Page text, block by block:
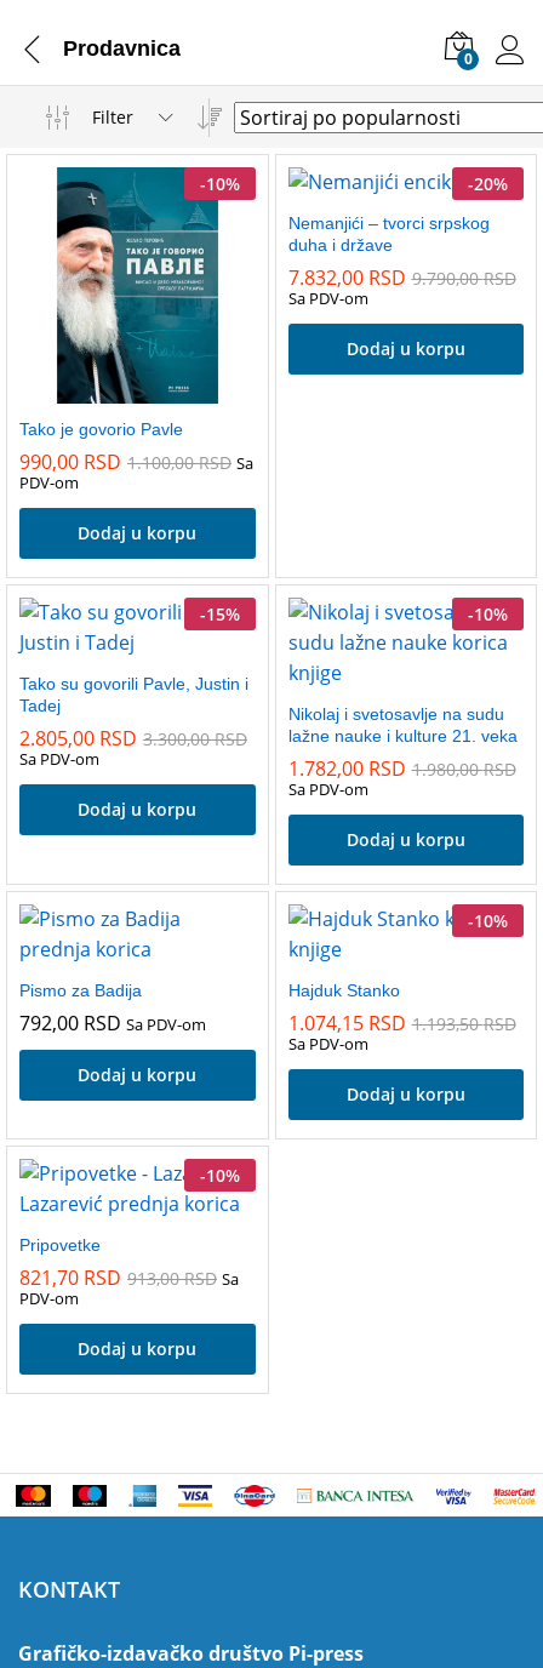
Prodavnica 0
Filter
-10%
Tako je govorio Pavle
990,00 RSD 1.100,00RSD Sa
PDV-om
Dodaj u korpu
-20%
Nemanjići – tvorci srpskog
duha i države
7.832,00 RSD 9.790,00RSD
Sa PDV-om
Dodaj u korpu
-15%
Tako su govorili Pavle, Justin i
Tadej
2.805,00 RSD 3.300,00RSD
Sa PDV-om
Dodaj u korpu
-10%
Nikolaj i svetosavlje na sudu
lažne nauke i kulture 21. veka
1.782,00 RSD 1.980,00RSD
Sa PDV-om
Dodaj u korpu
Pismo za Badija
792,00 RSD Sa PDV-om
Dodaj u korpu
-10%
Hajduk Stanko
1.074,15 RSD 1.193,50RSD
Sa PDV-om
Dodaj u korpu
-10%
Pripovetke
821,70 RSD 913,00RSD Sa
PDV-om
Dodaj u korpu
KONTAKT
Grafičko-izdavačko društvo Pi-press